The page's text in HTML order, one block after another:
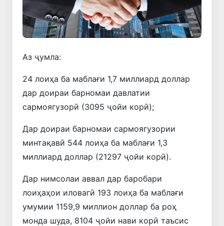
Аз ҷумла:
24 лоиҳа ба маблағи 1,7 миллиард доллар
дар доираи барномаи давлатии
сармоягузорӣ (3095 ҷойи корӣ);
Дар доираи барномаи сармоягузории
минтақавӣ 544 лоиҳа ба маблағи 1,3
миллиард доллар (21297 ҷойи корӣ).
Дар нимсолаи аввал дар баробари
лоиҳаҳои иловагӣ 193 лоиҳа ба маблағи
умумии 1159,9 миллион доллар ба роҳ
монда шуда, 8104 ҷойи нави корӣ таъсис